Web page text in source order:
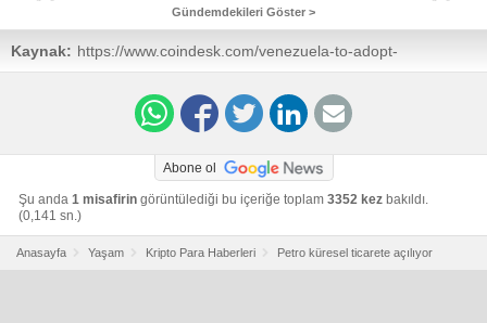
Gündemdekileri Göster >
Kaynak: https://www.coindesk.com/venezuela-to-adopt-
controversial-petro-token-in-global-trade/
Abone ol
Şu anda 1 misafirin görüntülediği bu içeriğe toplam 3352 kez bakıldı.
(0,141 sn.)
Anasayfa Yaşam Kripto Para Haberleri Petro küresel ticarete açılıyor